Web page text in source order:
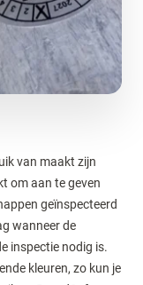
van maakt zijn
om aan te geven
geïnspecteerd
wanneer de
inspectie nodig is.
kleuren, zo kun je